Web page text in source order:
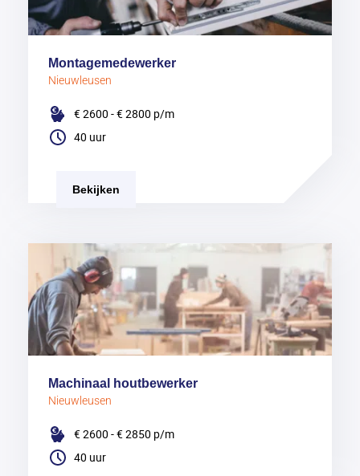
Montagemedewerker
Nieuwleusen
€ 2600 - € 2800 p/m
40 uur
Bekijken
Machinaal houtbewerker
Nieuwleusen
€ 2600 - € 2850 p/m
40 uur